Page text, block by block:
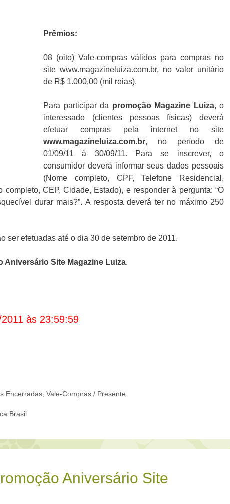
Prêmios:
08 (oito) Vale-compras válidos para compras no
site www.magazineluiza.com.br, no valor unitário
de R$ 1.000,00 (mil reias).
Para participar da promoção Magazine Luiza, o
interessado (clientes pessoas físicas) deverá
efetuar compras pela internet no site
www.magazineluiza.com.br, no período de
01/09/11 à 30/09/11. Para se inscrever, o
consumidor deverá informar seus dados pessoais
(Nome completo, CPF, Telefone Residencial,
CEP, Cidade, Estado), e responder à pergunta: “O
durar mais?”. A resposta deverá ter no máximo 250
ser efetuadas até o dia 30 de setembro de 2011.
Aniversário Site Magazine Luiza.
às 23:59:59
Encerradas ,Vale-Compras / Presente
Brasil
Aniversário Site